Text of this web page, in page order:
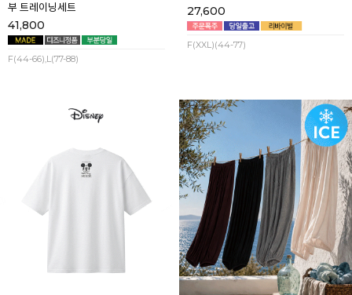
부 트레이닝세트
41,800
F(44-66),L(77-88)
27,600
F(XXL)(44-77)